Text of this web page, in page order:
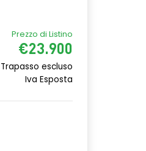
Prezzo di Listino
€23.900
Trapasso escluso
Iva Esposta